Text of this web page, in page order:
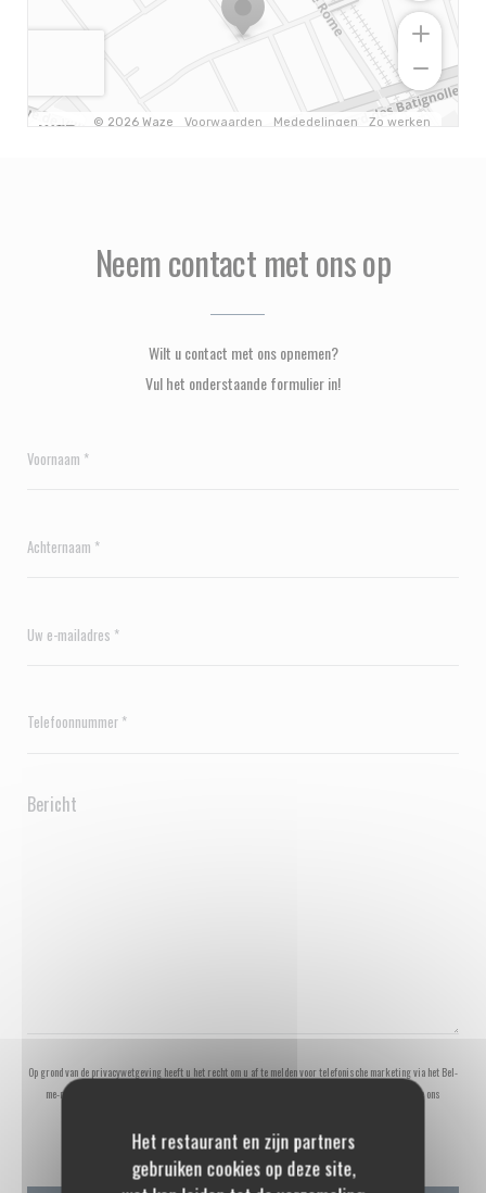
Het restaurant en zijn partners
gebruiken cookies op deze site,
Neem contact met ons op
Wilt u contact met ons opnemen?
Vul het onderstaande formulier in!
Op grond van de privacywetgeving heeft u het recht om u af te melden voor telefonische marketing via het Bel-
me-niet Register:
. Voor meer informatie over hoe wij uw gegevens verwerken, zie ons